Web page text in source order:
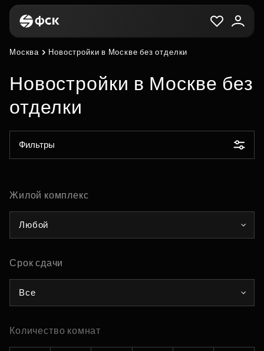
Москва Новостройки в Москве без отделки
Новостройки в Москве без
отделки
Фильтры
Жилой комплекс
Любой
Срок сдачи
Все
Количество комнат